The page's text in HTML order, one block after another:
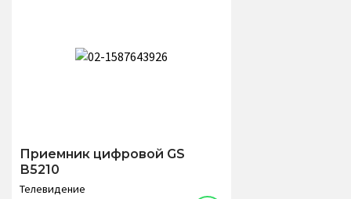
Приемник цифровой GS
В5210
Телевидение